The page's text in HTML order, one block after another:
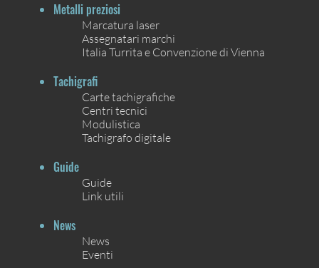
Metalli preziosi
Marcatura laser
Assegnatari marchi
Italia Turrita e Convenzione di Vienna
Tachigrafi
Carte tachigrafiche
Centri tecnici
Modulistica
Tachigrafo digitale
Guide
Guide
Link utili
News
News
Eventi